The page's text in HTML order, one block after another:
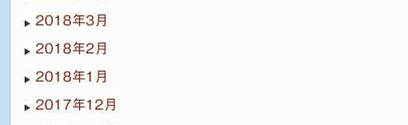
2018年3月
2018年2月
2018年1月
2017年12月